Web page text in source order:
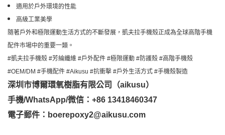
適用於戶外環境的性能
高級工業美學
隨著戶外和極限運動生活方式的不斷發展，凱夫拉手機殼正成為全球高階手機
配件市場中的重要一類。
#凱夫拉手機殼 #芳綸纖維 #戶外配件 #極限運動 #防護殼 #高階手機殼
#OEM/DM #手機配件 #Aikusu #抗衝擊 #戶外生活方式 #手機殼製造
深圳市博爾環氧樹脂有限公司（aikusu）
手機/WhatsApp/微信：+86 13418460347
電子郵件：boerepoxy2@aikusu.com